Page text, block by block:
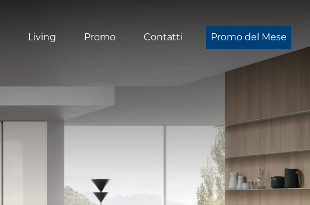
Living Promo Contatti Promo del Mese